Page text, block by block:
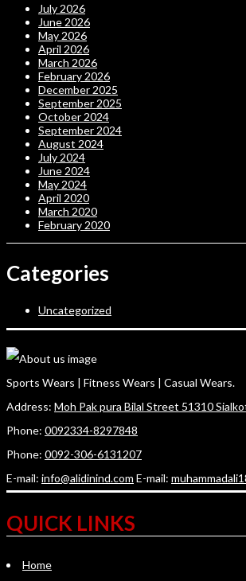
July 2026
June 2026
May 2026
April 2026
March 2026
February 2026
December 2025
September 2025
October 2024
September 2024
August 2024
July 2024
June 2024
May 2024
April 2020
March 2020
February 2020
Categories
Uncategorized
Sports Wears | Fitness Wears | Casual Wears.
Address: Moh Pak pura Bilal Street 51310
Phone: 0092334-8297848
Phone: 0092-306-6131207
E-mail: info@alidinind.com E-mail:
QUICK LINKS
Home